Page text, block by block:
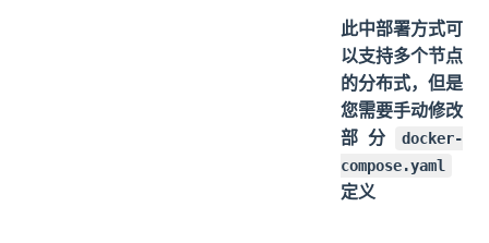
此中部署方式可
以支持多个节点
的分布式，但是
您需要手动修改
部分
docker-
compose.yaml
定义